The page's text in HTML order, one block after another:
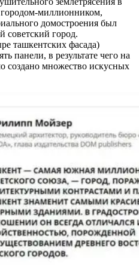
миллионником,
домостроения был
советский город.
ташкентских фасада)
панели, в результате чего на
создано множество искусных